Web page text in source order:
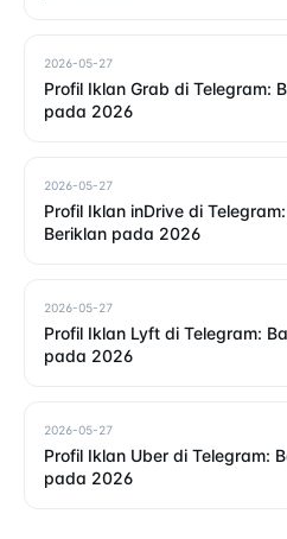
2026-05-27
Profil Iklan Grab di Telegram:
pada 2026
2026-05-27
Profil Iklan inDrive di
Beriklan pada 2026
2026-05-27
Profil Iklan Lyft di Telegram:
pada 2026
2026-05-27
Profil Iklan Uber di Telegram:
pada 2026